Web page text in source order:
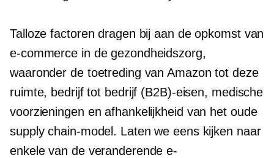
Talloze factoren dragen bij aan de opkomst van
e-commerce in de gezondheidszorg,
waaronder de toetreding van Amazon tot deze
ruimte, bedrijf tot bedrijf (B2B)-eisen, medische
voorzieningen en afhankelijkheid van het oude
supply chain-model. Laten we eens kijken naar
enkele van de veranderende e-